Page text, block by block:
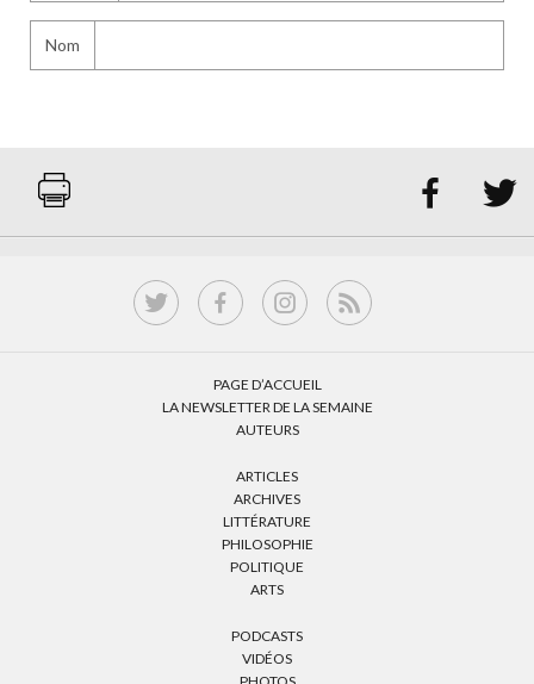
Nom
 
PAGE D’ACCUEIL
LA NEWSLETTER DE LA SEMAINE
AUTEURS
ARTICLES
ARCHIVES
LITTÉRATURE
PHILOSOPHIE
POLITIQUE
ARTS
PODCASTS
VIDÉOS